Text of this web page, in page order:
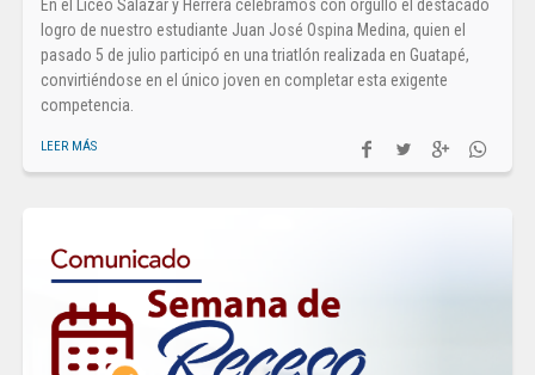
En el Liceo Salazar y Herrera celebramos con orgullo el destacado
logro de nuestro estudiante Juan José Ospina Medina, quien el
pasado 5 de julio participó en una triatlón realizada en Guatapé,
convirtiéndose en el único joven en completar esta exigente
competencia.
LEER MÁS